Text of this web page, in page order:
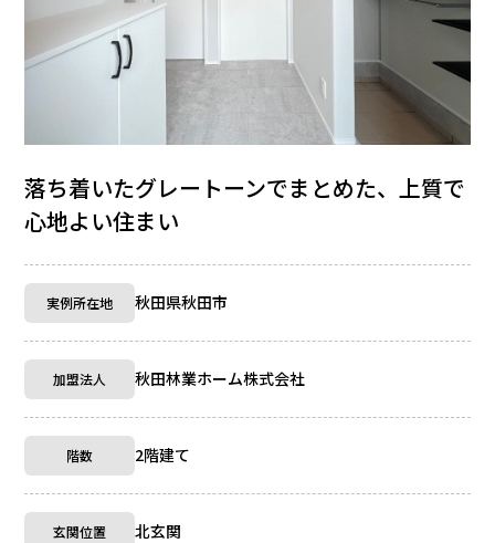
落ち着いたグレートーンでまとめた、上質で
心地よい住まい
実例所在地 秋田県秋田市
加盟法人 秋田林業ホーム株式会社
階数 2階建て
玄関位置 北玄関